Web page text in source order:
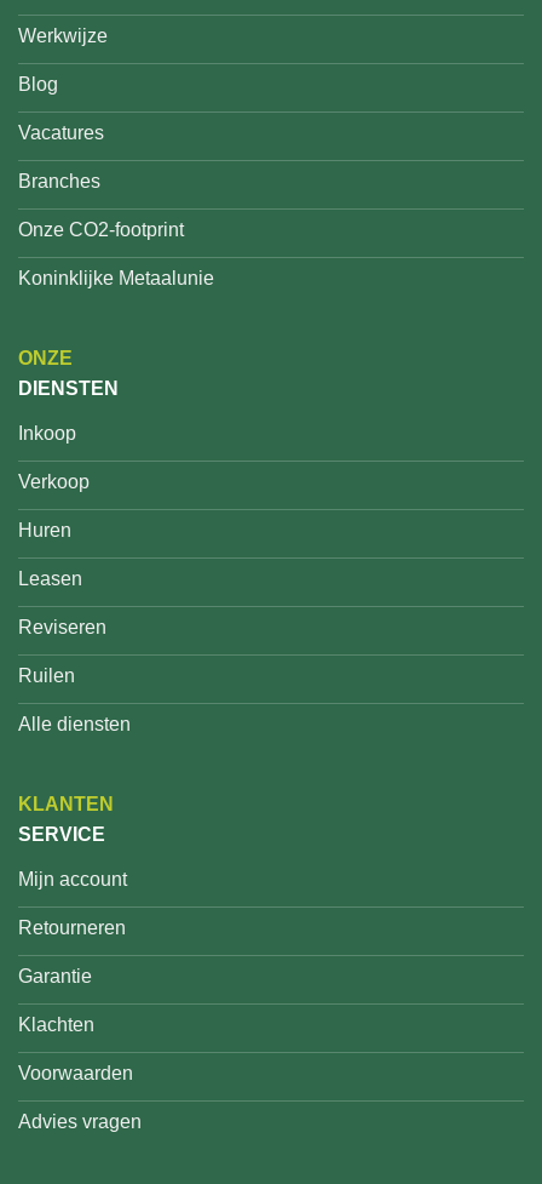
Werkwijze
Blog
Vacatures
Branches
Onze CO2-footprint
Koninklijke Metaalunie
ONZE
DIENSTEN
Inkoop
Verkoop
Huren
Leasen
Reviseren
Ruilen
Alle diensten
KLANTEN
SERVICE
Mijn account
Retourneren
Garantie
Klachten
Voorwaarden
Advies vragen